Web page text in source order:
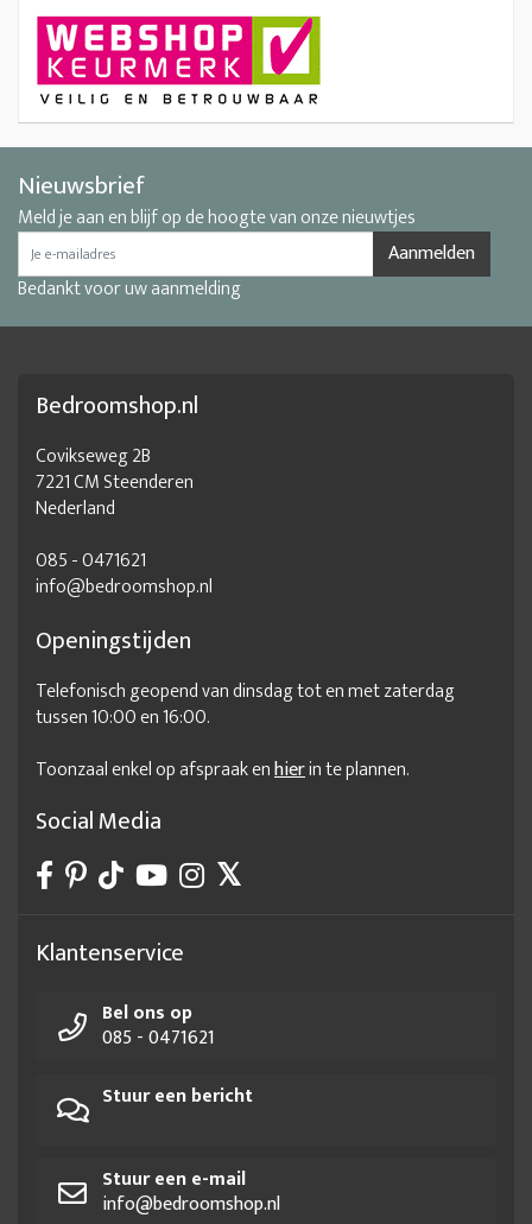
Nieuwsbrief
Meld je aan en blijf op de hoogte van onze nieuwtjes
Aanmelden
Bedankt voor uw aanmelding
Bedroomshop.nl
Covikseweg 2B
7221 CM Steenderen
Nederland
085 - 0471621
info@bedroomshop.nl
Openingstijden
Telefonisch geopend van dinsdag tot en met zaterdag
tussen 10:00 en 16:00.
Toonzaal enkel op afspraak enhierin te plannen.
Social Media
Klantenservice
Bel ons op
085 - 0471621
Stuur een bericht
Stuur een e-mail
info@bedroomshop.nl